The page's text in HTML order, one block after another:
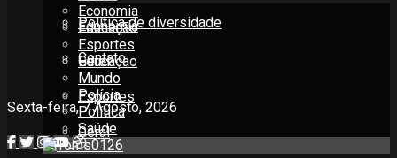
Política de diversidade
Contato
Sexta-feira, 7 Agosto, 2026
Economia
Educação
Esportes
Geral
Economia
Educação
Esportes
Geral
Mundo
Polícia
Política
Saúde